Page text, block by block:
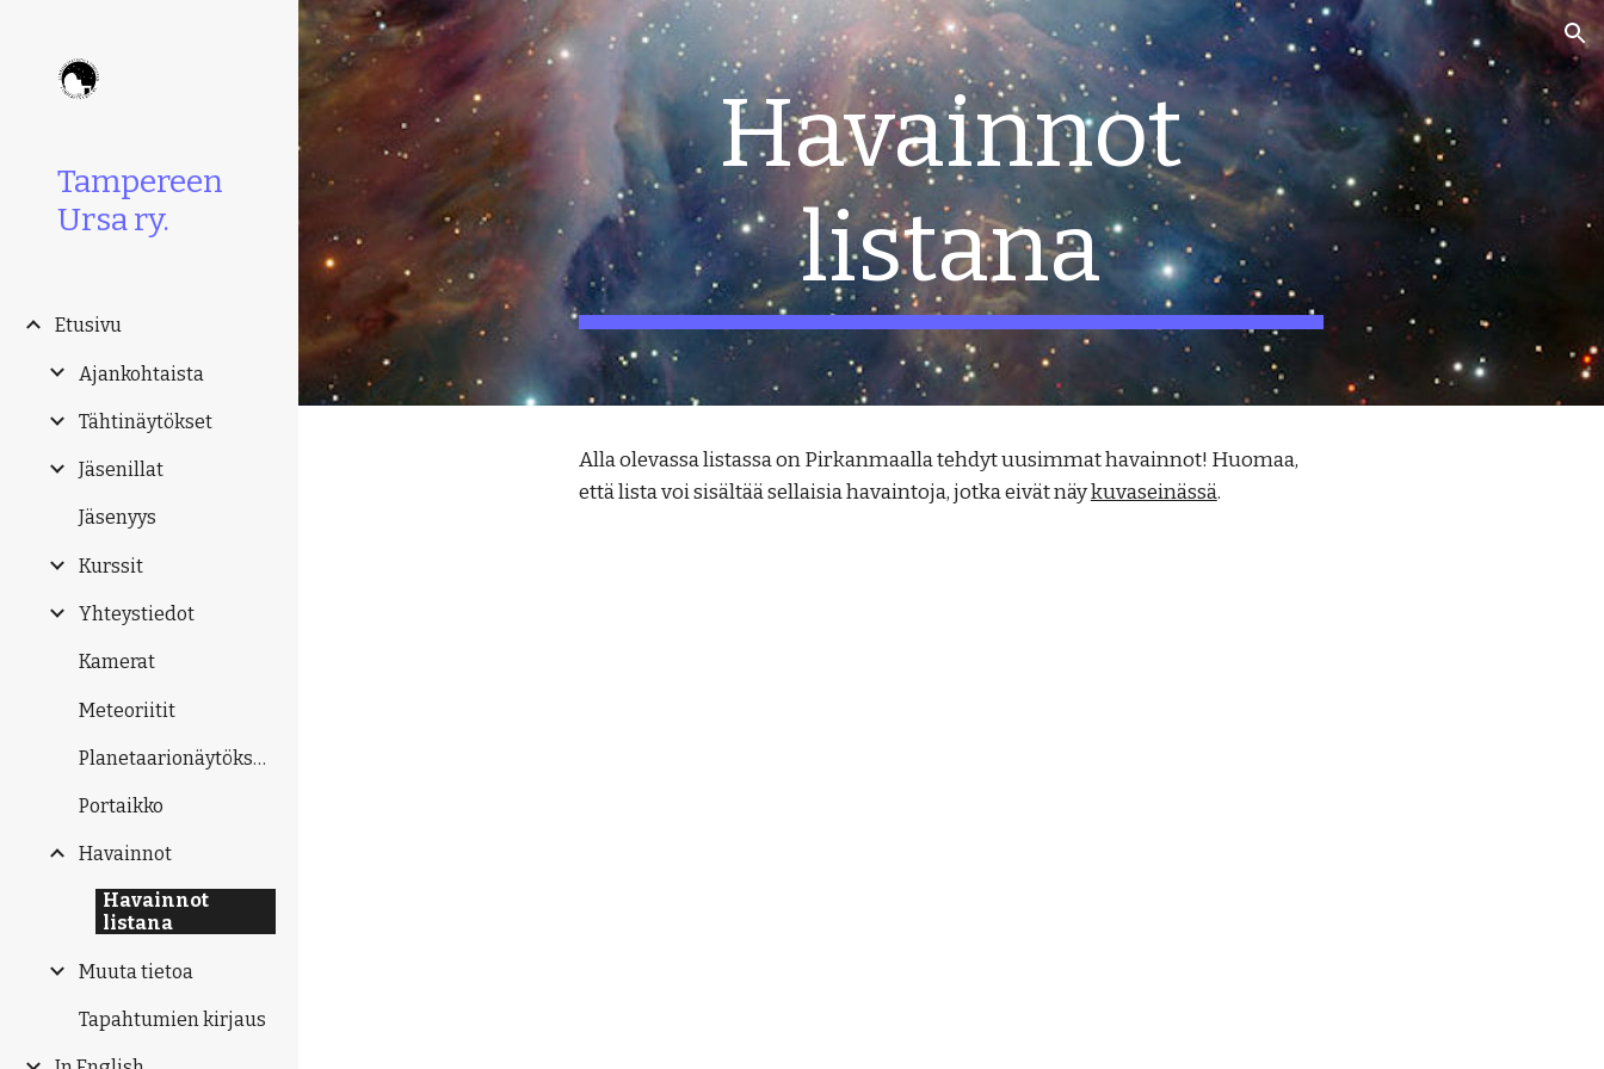
Skip to main content Skip to navigation
Tampereen
Ursa ry.
Etusivu
Ajankohtaista
Tähtinäytökset
Jäsenillat
Jäsenyys
Kurssit
Yhteystiedot
Kamerat
Meteoriitit
Planetaarionäytökset
Portaikko
Havainnot
Havainnot
listana
Muuta tietoa
Tapahtumien kirjaus
Havainnot
listana
Alla olevassa listassa on Pirkanmaalla tehdyt uusimmat havainnot! Huomaa,
että lista voi sisältää sellaisia havaintoja, jotka eivät näykuvaseinässä.